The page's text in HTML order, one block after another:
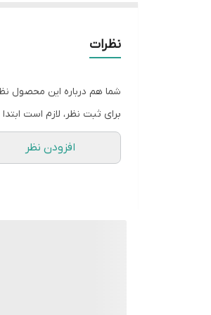
نظرات
شما هم درباره این محصول
برای ثبت نظر، لازم است
افزودن نظر